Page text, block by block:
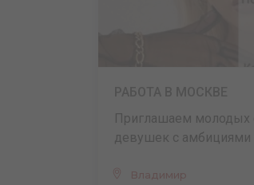
Приглашаем молодых
девушек с амбициями
Владимир